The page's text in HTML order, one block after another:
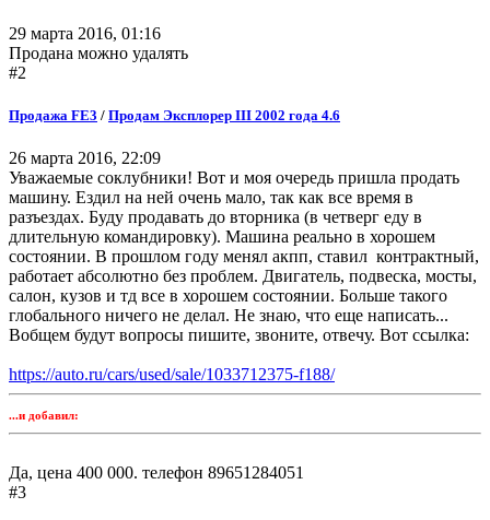
29 марта 2016, 01:16
Продана можно удалять
#2
Продажа FE3 / Продам Эксплорер III 2002 года 4.6
26 марта 2016, 22:09
Уважаемые соклубники! Вот и моя очередь пришла продать
машину. Ездил на ней очень мало, так как все время в
разъездах. Буду продавать до вторника (в четверг еду в
длительную командировку). Машина реально в хорошем
состоянии. В прошлом году менял акпп, ставил контрактный,
работает абсолютно без проблем. Двигатель, подвеска, мосты,
салон, кузов и тд все в хорошем состоянии. Больше такого
глобального ничего не делал. Не знаю, что еще написать...
Вобщем будут вопросы пишите, звоните, отвечу. Вот ссылка:
https://auto.ru/cars/used/sale/1033712375-f188/
...и добавил:
Да, цена 400 000. телефон 89651284051
#3